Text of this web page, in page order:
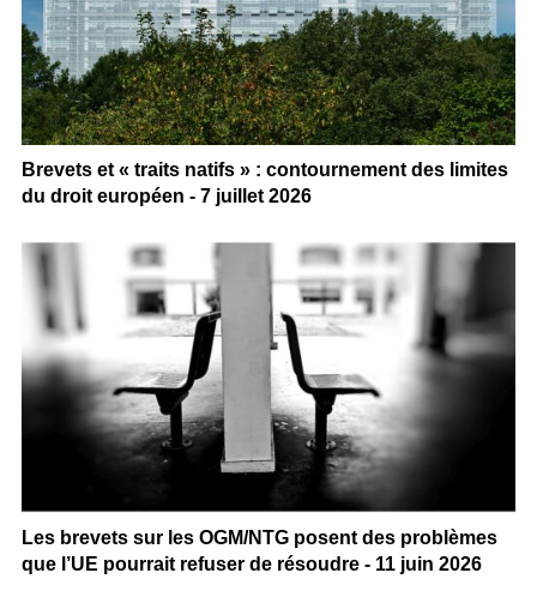
Brevets et « traits natifs » : contournement des limites
du droit européen - 7 juillet 2026
Les brevets sur les OGM/NTG posent des problèmes
que l’UE pourrait refuser de résoudre - 11 juin 2026